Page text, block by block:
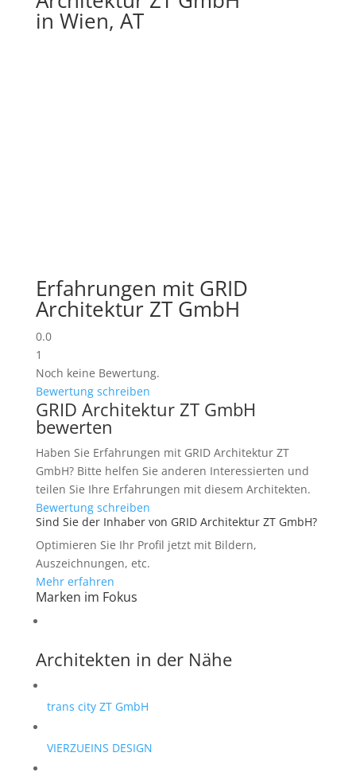
in Wien, AT
Erfahrungen mit GRID
Architektur ZT GmbH
0.0
1
Noch keine Bewertung.
Bewertung schreiben
GRID Architektur ZT GmbH
bewerten
Haben Sie Erfahrungen mit GRID Architektur ZT
GmbH? Bitte helfen Sie anderen Interessierten und
teilen Sie Ihre Erfahrungen mit diesem Architekten.
Bewertung schreiben
Sind Sie der Inhaber von GRID Architektur ZT GmbH?
Optimieren Sie Ihr Profil jetzt mit Bildern,
Auszeichnungen, etc.
Mehr erfahren
Marken im Fokus
Architekten in der Nähe
trans city ZT GmbH
VIERZUEINS DESIGN